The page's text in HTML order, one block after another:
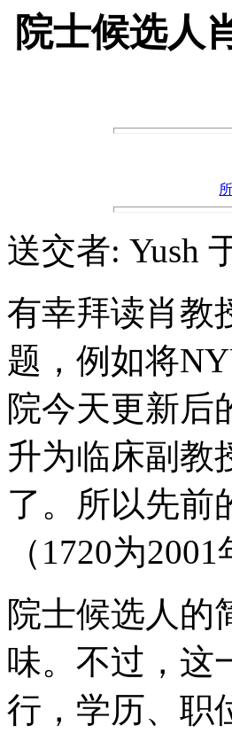
院士候选人
送交者: Yush
有幸拜读肖教
题，例如将
院今天更新后
升为临床副教
了。所以先前
（1720为
院士候选人的
味。不过，这
行，学历、职